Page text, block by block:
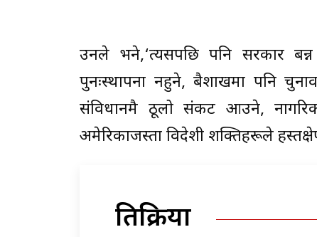
उनले भने,‘त्यसपछि पनि सरकार
पुनःस्थापना नहुने, बैशाखमा पनि
संविधानमै ठूलो संकट आउने,
अमेरिकाजस्ता विदेशी शक्तिहरूले
प्रतिक्रिया